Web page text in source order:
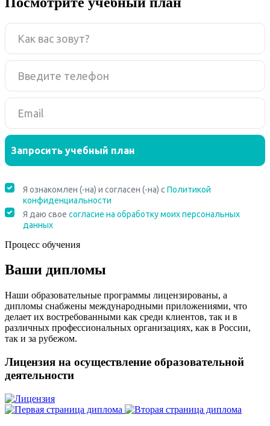
Процесс обучения
Ваши дипломы
Наши образовательные программы лицензированы, а
дипломы снабжены международными приложениями, что
делает их востребованными как среди клиентов, так и в
различных профессиональных организациях, как в России,
так и за рубежом.
Лицензия на осуществление образовательной
деятельности